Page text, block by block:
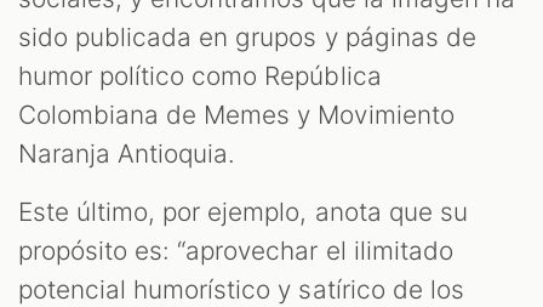
sido publicada en grupos y páginas de
humor político como República
Colombiana de Memes y Movimiento
Naranja Antioquia.
Este último, por ejemplo, anota que su
propósito es: “aprovechar el ilimitado
potencial humorístico y satírico de los